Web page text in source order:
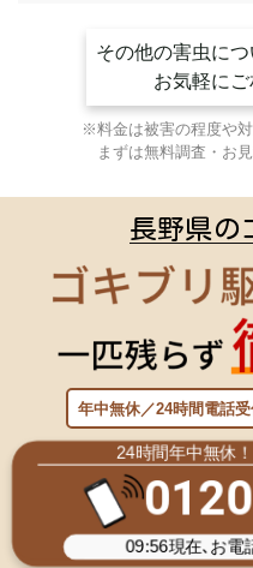
その他の害虫に
お気軽にご
※料金は被害の程度や対
まずは無料調査・お
長野県の
年中無休／24時間電話受
24時間年中無休
09:56現在､お電